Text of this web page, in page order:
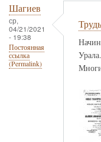
Шагиев
ср,
04/21/2021
- 19:38
Постоянная
ссылка
(Permalink)
Урала.